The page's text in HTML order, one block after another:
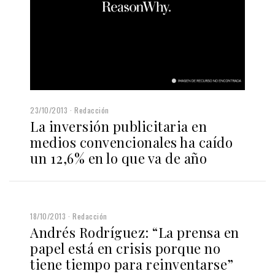
23/10/2013 Redacción
La inversión publicitaria en
medios convencionales ha caído
un 12,6% en lo que va de año
18/10/2013 Redacción
Andrés Rodríguez: “La prensa en
papel está en crisis porque no
tiene tiempo para reinventarse”